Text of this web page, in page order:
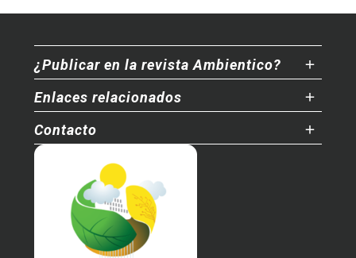
¿Publicar en la revista Ambientico?
Enlaces relacionados
Contacto